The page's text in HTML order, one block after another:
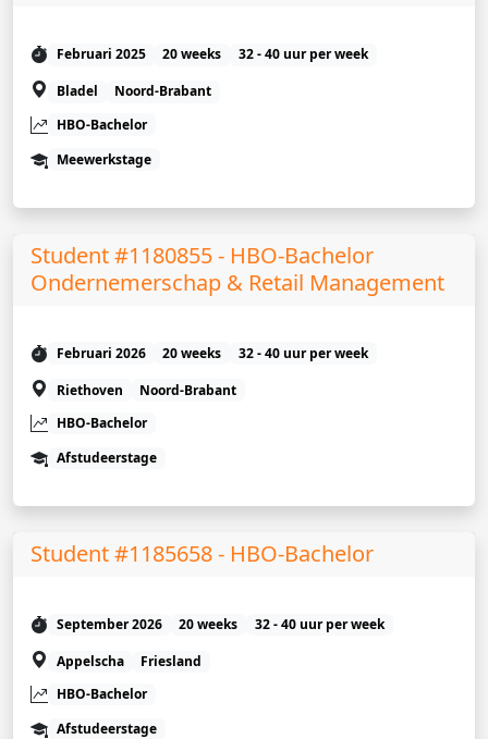
Februari 2025 20 weeks
32 - 40 uur per week
Bladel
Noord-Brabant
HBO-Bachelor
Meewerkstage
Student #1180855 - HBO-Bachelor
Ondernemerschap & Retail Management
Februari 2026 20 weeks
32 - 40 uur per week
Riethoven
Noord-Brabant
HBO-Bachelor
Afstudeerstage
Student #1185658 - HBO-Bachelor
September 2026 20 weeks
32 - 40 uur per week
Appelscha
Friesland
HBO-Bachelor
Afstudeerstage